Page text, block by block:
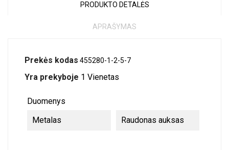
PRODUKTO DETALĖS
APRAŠYMAS
Prekės kodas 455280-1-2-5-7
Yra prekyboje 1 Vienetas
Duomenys
Metalas
Raudonas auksas